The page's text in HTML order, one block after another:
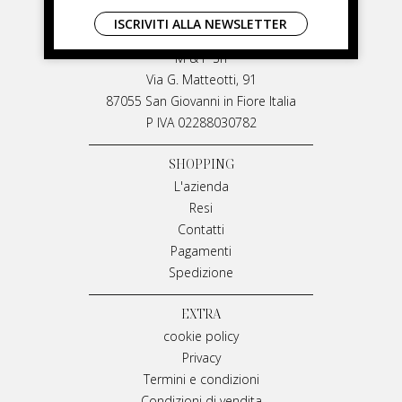
LIVIANA MIRARCHI
M & P Srl
Via G. Matteotti, 91
87055 San Giovanni in Fiore Italia
P IVA 02288030782
SHOPPING
L'azienda
Resi
Contatti
Pagamenti
Spedizione
EXTRA
cookie policy
Privacy
Termini e condizioni
ISCRIVITI ALLA NEWSLETTER